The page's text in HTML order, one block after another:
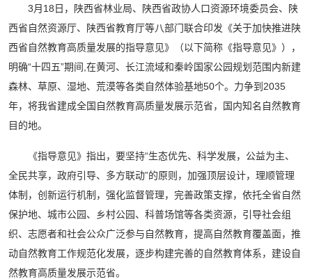
3月18日，陕西省林业局、陕西省政协人口资源环境委员会、陕
西省自然资源厅、陕西省教育厅等八部门联合印发《关于加快推进陕
西省自然教育高质量发展的指导意见》（以下简称《指导意见》），
明确“十四五”期间,在黄河、长江流域和秦岭国家公园规划范围内新建
森林、草原、湿地、荒漠等各类自然体验基地50个。力争到2035
年，将我省建成全国自然教育高质量发展示范省，国内知名自然教育
目的地。
《指导意见》指出，要坚持“生态优先、科学发展，公益为主、
全民共享，政府引导、多方联动”的原则，加强顶层设计，理顺管理
体制，创新运行机制，强化监督管理，完善政策支撑，依托全省自然
保护地、城市公园、乡村公园、科普场馆等各类资源，引导社会组
织、志愿者和社会公众广泛参与自然教育，提高自然教育覆盖面，推
动自然教育工作规范化发展，逐步构建完善的自然教育体系，建设自
然教育高质量发展示范省。